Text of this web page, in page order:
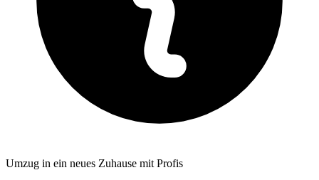
Umzug in ein neues Zuhause mit Profis